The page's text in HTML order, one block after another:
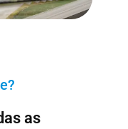
as